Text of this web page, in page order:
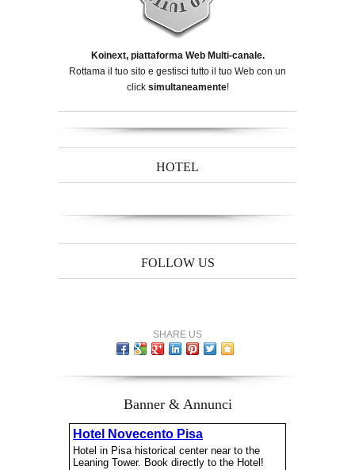
Koinext, piattaforma Web Multi-canale.
Rottama il tuo sito e gestisci tutto il tuo Web con un
click simultaneamente!
HOTEL
FOLLOW US
SHARE US
Banner & Annunci